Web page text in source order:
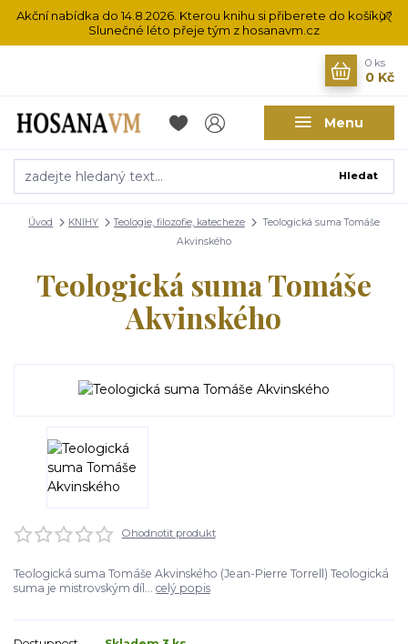
Akční nabídka do 14.8.2026. Kterou knihu si přiberete do košíku?
Slunečné léto přeje tým z hosanavm.cz
Menu
Hledat
0 ks
0 Kč
Úvod KNIHY Teologie, filozofie, katecheze
Teologická suma Tomáše
Akvinského
Teologická suma Tomáše
Akvinského
Ohodnotit produkt
Teologická suma Tomáše Akvinského (Jean-Pierre Torrell) Teologická
suma je mistrovským díl... celý popis